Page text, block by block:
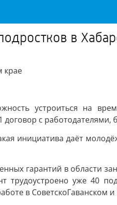
в
крае
устроиться на
с
инициатива даёт
гарантий в области
трудоустроено уже 40
в СоветскоГаванском